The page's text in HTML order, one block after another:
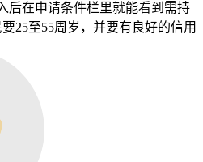
后在申请条件栏里就能看到需持
25至55周岁，并要有良好的信用